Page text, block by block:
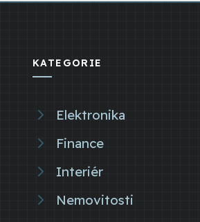
KATEGORIE
Elektronika
Finance
Interiér
Nemovitosti